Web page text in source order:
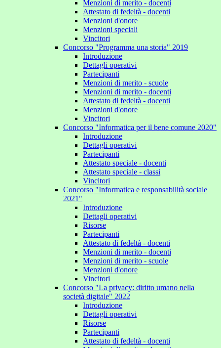
Menzioni di merito - docenti
Attestato di fedeltà - docenti
Menzioni d'onore
Menzioni speciali
Vincitori
Concorso "Programma una storia" 2019
Introduzione
Dettagli operativi
Partecipanti
Menzioni di merito - scuole
Menzioni di merito - docenti
Attestato di fedeltà - docenti
Menzioni d'onore
Vincitori
Concorso "Informatica per il bene comune 2020"
Introduzione
Dettagli operativi
Partecipanti
Attestato speciale - docenti
Attestato speciale - classi
Vincitori
Concorso "Informatica e responsabilità sociale
2021"
Introduzione
Dettagli operativi
Risorse
Partecipanti
Attestato di fedeltà - docenti
Menzioni di merito - docenti
Menzioni di merito - scuole
Menzioni d'onore
Vincitori
Concorso "La privacy: diritto umano nella
società digitale" 2022
Introduzione
Dettagli operativi
Risorse
Partecipanti
Attestato di fedeltà - docenti